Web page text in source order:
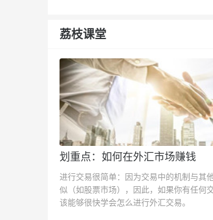
荔枝课堂
划重点：如何在外汇市场赚钱
进行交易很简单：因为交易中的机制与其
似（如股票市场），因此，如果你有任何
该能够很快学会怎么进行外汇交易。